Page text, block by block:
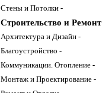
Стены и Потолки -
Строительство и Ремонт
Архитектура и Дизайн -
Благоустройство -
Коммуникации. Отопление -
Монтаж и Проектирование -